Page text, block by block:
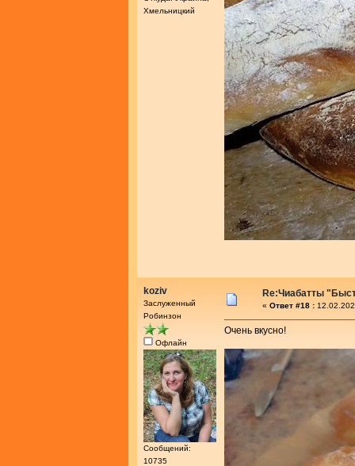
Хмельницкий
koziv
Заслуженный
Робинзон
Офлайн
Сообщений:
10735
Re:Чиабатты
« Ответ #18 :
Очень вкусно!